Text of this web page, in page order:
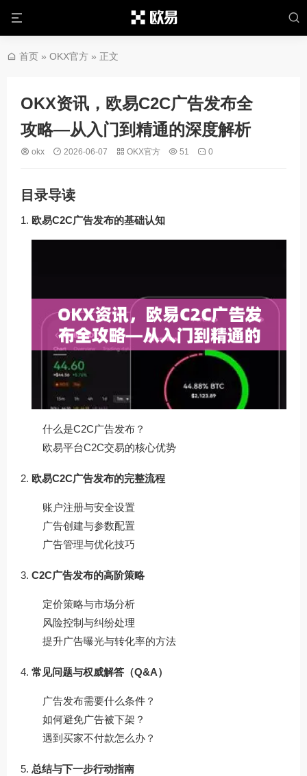
首页 » OKX官方 » 正文
OKX资讯，欧易C2C广告发布全
攻略—从入门到精通的深度解析
okx 2026-06-07 OKX官方 51 0
目录导读
欧易C2C广告发布的基础认知
什么是C2C广告发布？
欧易平台C2C交易的核心优势
欧易C2C广告发布的完整流程
账户注册与安全设置
广告创建与参数配置
广告管理与优化技巧
C2C广告发布的高阶策略
定价策略与市场分析
风险控制与纠纷处理
提升广告曝光与转化率的方法
常见问题与权威解答（Q&A）
广告发布需要什么条件？
如何避免广告被下架？
遇到买家不付款怎么办？
总结与下一步行动指南